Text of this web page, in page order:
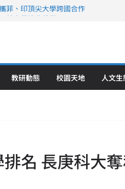
菲、印頂尖大學跨國合作
教研動態 校園天地 人文生
名 長庚科大